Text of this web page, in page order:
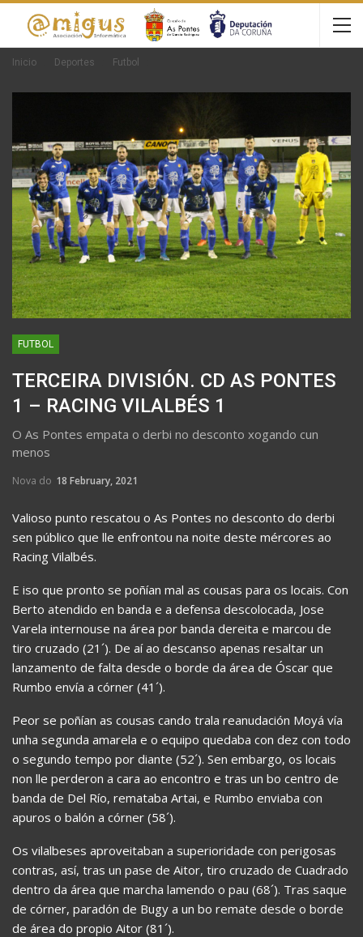
Inicio Deportes Futbol
FUTBOL
TERCEIRA DIVISIÓN. CD AS PONTES
1 – RACING VILALBÉS 1
O As Pontes empata o derbi no desconto xogando cun
menos
Nova do 18 February, 2021
Valioso punto rescatou o As Pontes no desconto do derbi
sen público que lle enfrontou na noite deste mércores ao
Racing Vilalbés.
E iso que pronto se poñían mal as cousas para os locais. Con
Berto atendido en banda e a defensa descolocada, Jose
Varela internouse na área por banda dereita e marcou de
tiro cruzado (21´). De aí ao descanso apenas resaltar un
lanzamento de falta desde o borde da área de Óscar que
Rumbo envía a córner (41´).
Peor se poñían as cousas cando trala reanudación Moyá vía
unha segunda amarela e o equipo quedaba con dez con todo
o segundo tempo por diante (52´). Sen embargo, os locais
non lle perderon a cara ao encontro e tras un bo centro de
banda de Del Río, remataba Artai, e Rumbo enviaba con
apuros o balón a córner (58´).
Os vilalbeses aproveitaban a superioridade con perigosas
contras, así, tras un pase de Aitor, tiro cruzado de Cuadrado
dentro da área que marcha lamendo o pau (68´). Tras saque
de córner, paradón de Bugy a un bo remate desde o borde
de área do propio Aitor (81´).